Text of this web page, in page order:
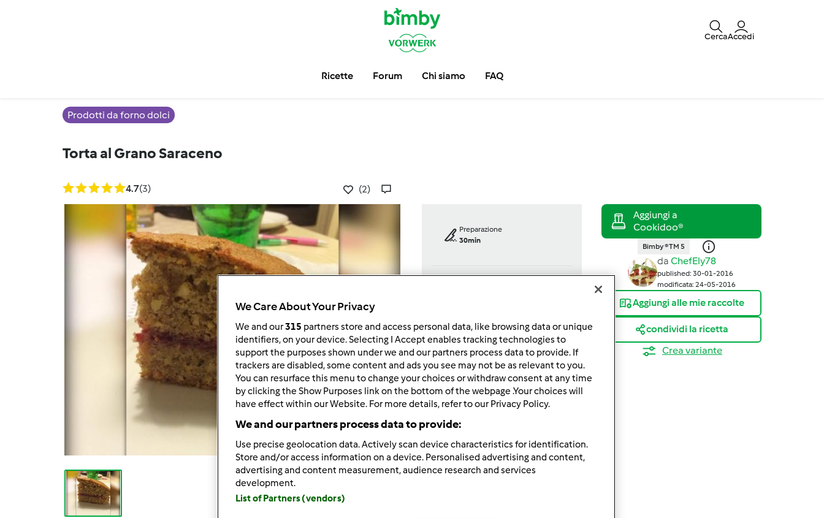
CercaAccedi
Ricette Forum Chi siamo FAQ
Prodotti da forno dolci
Torta al Grano Saraceno
4.7(3) (2)
Preparazione
30min
porzione/porzioni
12fetta/fette
facile
Bimby ® TM 5
da ChefEly78
published: 30-01-2016
modificata: 24-05-2016
Aggiungi alle mie raccolte
condividi la ricetta
Crea variante
We Care About Your Privacy
We and our315 partners store and access personal data, like browsing data or unique
identifiers, on your device. Selecting I Accept enables tracking technologies to
support the purposes shown under we and our partners process data to provide. If
trackers are disabled, some content and ads you see may not be as relevant to you.
You can resurface this menu to change your choices or withdraw consent at any time
by clicking the Show Purposes link on the bottom of the webpage .Your choices will
have effect within our Website. For more details, refer to our Privacy Policy.
We and our partners process data to provide:
Use precise geolocation data. Actively scan device characteristics for identification.
Store and/or access information on a device. Personalised advertising and content,
advertising and content measurement, audience research and services
development.
List of Partners (vendors)